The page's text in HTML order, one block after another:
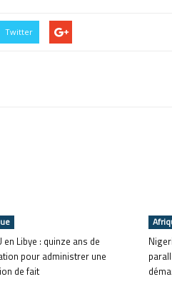
Twitter
en Libye : quinze ans de
pour administrer une
de fait